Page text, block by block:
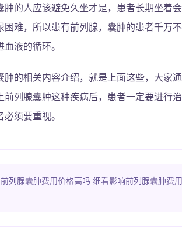
肿的人应该避免久坐才是，患者长期坐着
困难，所以患有前列腺，囊肿的患者千万
液的循环。
肿的相关内容介绍，就是上面这些，大家
前列腺囊肿这种疾病后，患者一定要进行
须要重视。
前列腺囊肿费用价格高吗 细看影响前列腺囊肿费用